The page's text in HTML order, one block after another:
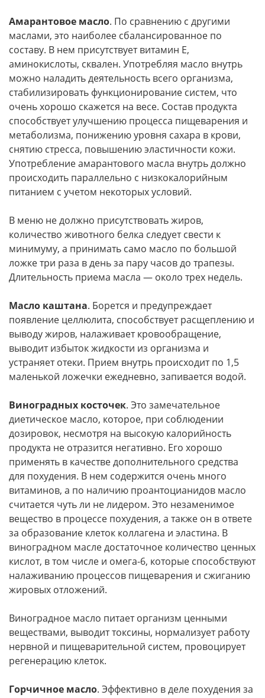
Амарантовое масло. По сравнению с другими
маслами, это наиболее сбалансированное по
составу. В нем присутствует витамин Е,
аминокислоты, сквален. Употребляя масло внутрь
можно наладить деятельность всего организма,
стабилизировать функционирование систем, что
очень хорошо скажется на весе. Состав продукта
способствует улучшению процесса пищеварения и
метаболизма, понижению уровня сахара в крови,
снятию стресса, повышению эластичности кожи.
Употребление амарантового масла внутрь должно
происходить параллельно с низкокалорийным
питанием с учетом некоторых условий.
В меню не должно присутствовать жиров,
количество животного белка следует свести к
минимуму, а принимать само масло по большой
ложке три раза в день за пару часов до трапезы.
Длительность приема масла — около трех недель.
Масло каштана. Борется и предупреждает
появление целлюлита, способствует расщеплению и
выводу жиров, налаживает кровообращение,
выводит избыток жидкости из организма и
устраняет отеки. Прием внутрь происходит по 1,5
маленькой ложечки ежедневно, запивается водой.
Виноградных косточек. Это замечательное
диетическое масло, которое, при соблюдении
дозировок, несмотря на высокую калорийность
продукта не отразится негативно. Его хорошо
применять в качестве дополнительного средства
для похудения. В нем содержится очень много
витаминов, а по наличию проантоцианидов масло
считается чуть ли не лидером. Это незаменимое
вещество в процессе похудения, а также он в ответе
за образование клеток коллагена и эластина. В
виноградном масле достаточное количество ценных
кислот, в том числе и омега-6, которые способствуют
налаживанию процессов пищеварения и сжиганию
жировых отложений.
Виноградное масло питает организм ценными
веществами, выводит токсины, нормализует работу
нервной и пищеварительной систем, провоцирует
регенерацию клеток.
Горчичное масло. Эффективно в деле похудения за